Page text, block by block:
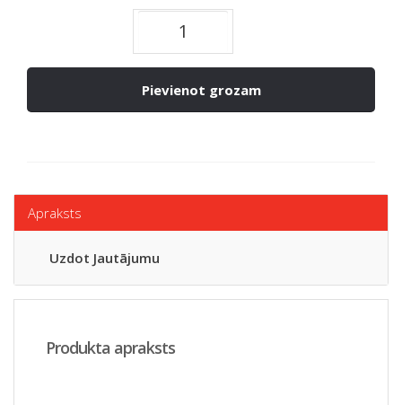
Pievienot grozam
Apraksts
Uzdot Jautājumu
Produkta apraksts